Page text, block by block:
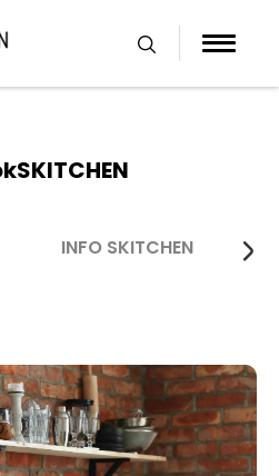
INFO SKITCHEN